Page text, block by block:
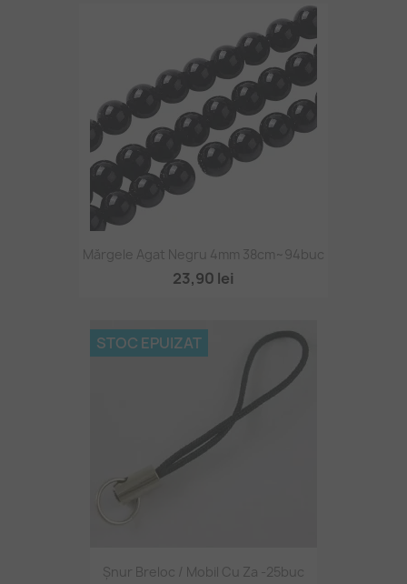
Mărgele Agat Negru 4mm 38cm~94buc
23,90 lei
Șnur Breloc / Mobil Cu Za -25buc
STOC EPUIZAT